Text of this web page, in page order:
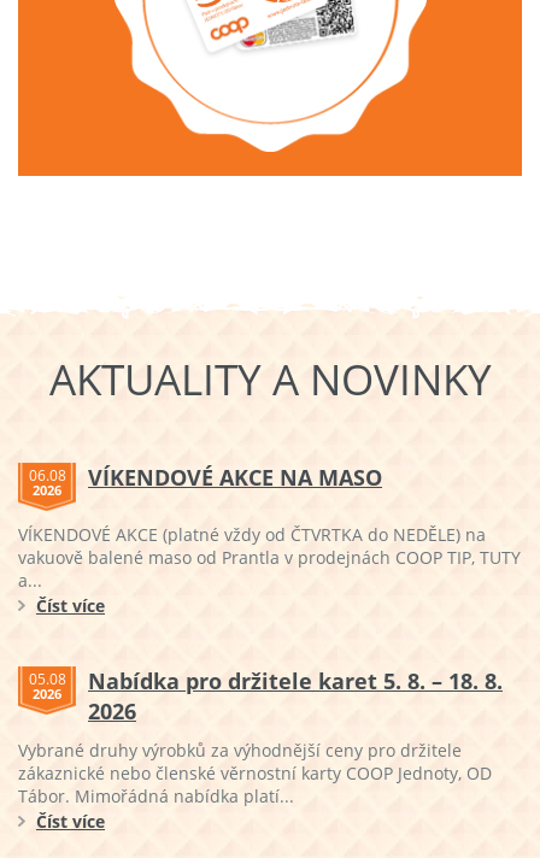
AKTUALITY A NOVINKY
06.08
2026 VÍKENDOVÉ AKCE NA MASO
VÍKENDOVÉ AKCE (platné vždy od ČTVRTKA do NEDĚLE) na
vakuově balené maso od Prantla v prodejnách COOP TIP, TUTY
a...
Číst více
05.08
2026
Nabídka pro držitele karet 5. 8. – 18. 8.
2026
Vybrané druhy výrobků za výhodnější ceny pro držitele
zákaznické nebo členské věrnostní karty COOP Jednoty, OD
Tábor. Mimořádná nabídka platí...
Číst více